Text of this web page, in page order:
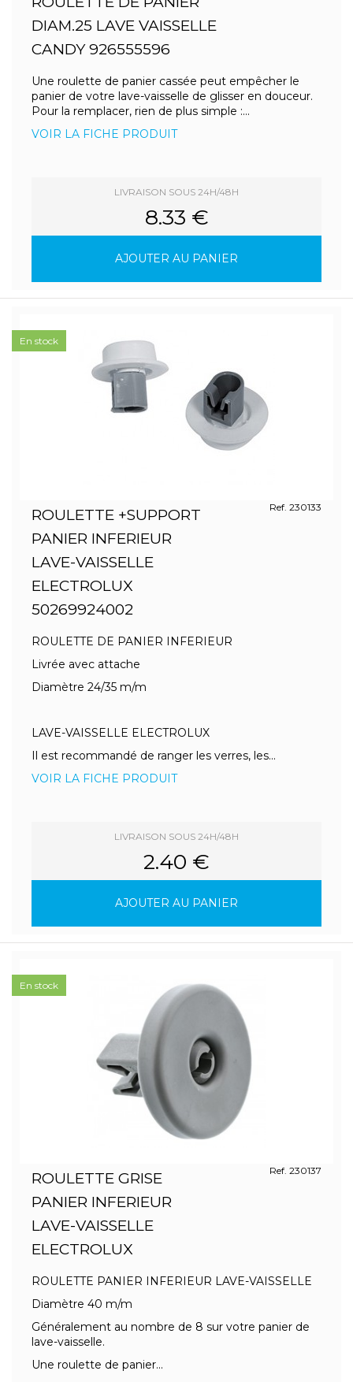
DIAM.25 LAVE VAISSELLE
CANDY 926555596
Une roulette de panier cassée peut empêcher le
panier de votre lave-vaisselle de glisser en douceur.
Pour la remplacer, rien de plus simple :...
VOIR LA FICHE PRODUIT
LIVRAISON SOUS 24H/48H
8.33 €
AJOUTER AU PANIER
ROULETTE +SUPPORT
PANIER INFERIEUR
LAVE-VAISSELLE
ELECTROLUX
50269924002
Ref. 230133
ROULETTE DE PANIER INFERIEUR
Livrée avec attache
Diamètre 24/35 m/m
LAVE-VAISSELLE ELECTROLUX
Il est recommandé de ranger les verres, les...
VOIR LA FICHE PRODUIT
LIVRAISON SOUS 24H/48H
2.40 €
AJOUTER AU PANIER
En stock
ROULETTE GRISE
PANIER INFERIEUR
LAVE-VAISSELLE
ELECTROLUX
Ref. 230137
ROULETTE PANIER INFERIEUR LAVE-VAISSELLE
Diamètre 40 m/m
Généralement au nombre de 8 sur votre panier de
lave-vaisselle.
Une roulette de panier...
En stock